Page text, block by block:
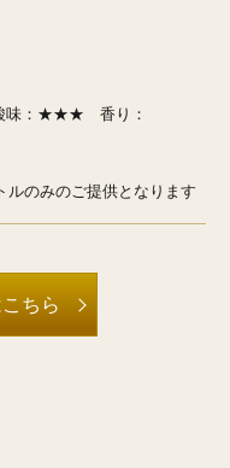
味：★★★ 香り：
のみのご提供となります
ちら